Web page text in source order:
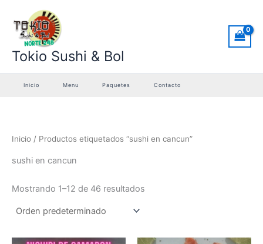
contenido
Tokio Sushi & Bol
Inicio Menu Paquetes Contacto
Inicio / Productos etiquetados “sushi en cancun”
sushi en cancun
Mostrando 1–12 de 46 resultados